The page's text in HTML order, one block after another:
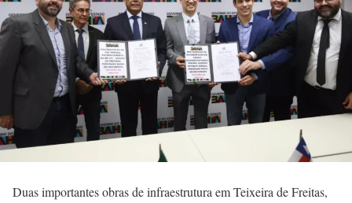
Duas importantes obras de infraestrutura em Teixeira de Freitas,